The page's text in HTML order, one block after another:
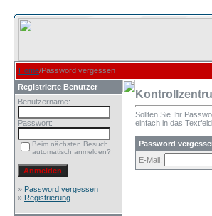
Home/Password vergessen
Registrierte Benutzer
Benutzername:
Passwort:
Beim nächsten Besuch
automatisch anmelden?
» Password vergessen
» Registrierung
Sollten Sie Ihr
einfach in das
Password
E-Mail: